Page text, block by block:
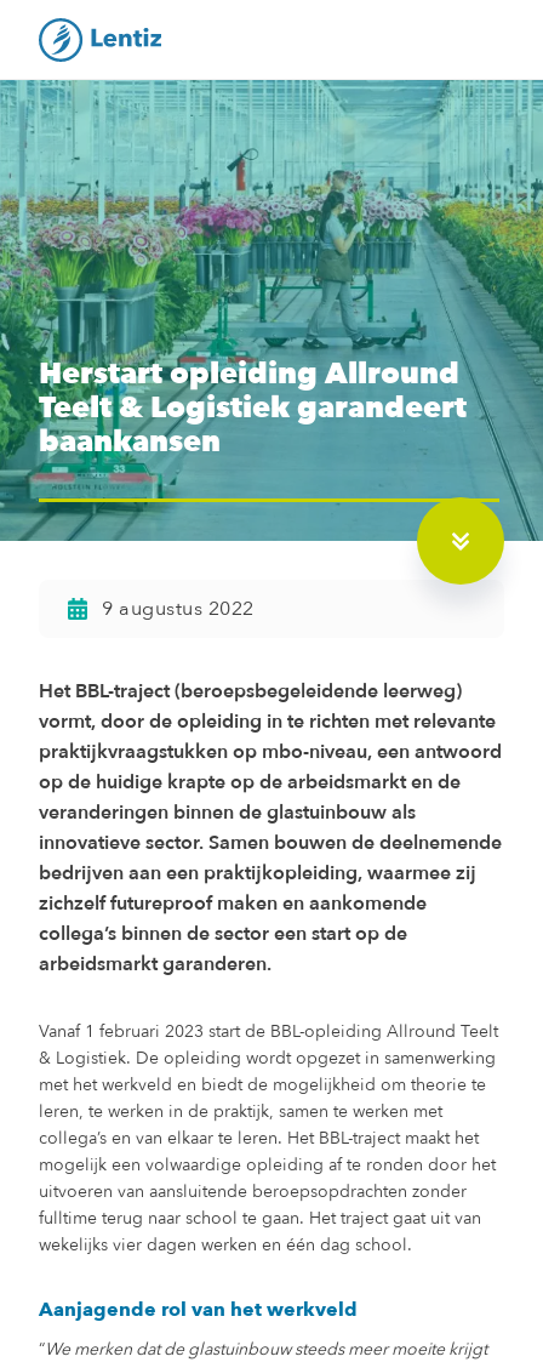
Herstart opleiding Allround
Teelt & Logistiek garandeert
baankansen
9 augustus 2022
Het BBL-traject (beroepsbegeleidende leerweg)
vormt, door de opleiding in te richten met relevante
praktijkvraagstukken op mbo-niveau, een antwoord
op de huidige krapte op de arbeidsmarkt en de
veranderingen binnen de glastuinbouw als
innovatieve sector. Samen bouwen de deelnemende
bedrijven aan een praktijkopleiding, waarmee zij
zichzelf futureproof maken en aankomende
collega’s binnen de sector een start op de
arbeidsmarkt garanderen.
Vanaf 1 februari 2023 start de BBL-opleiding Allround Teelt
& Logistiek. De opleiding wordt opgezet in samenwerking
met het werkveld en biedt de mogelijkheid om theorie te
leren, te werken in de praktijk, samen te werken met
collega’s en van elkaar te leren. Het BBL-traject maakt het
mogelijk een volwaardige opleiding af te ronden door het
uitvoeren van aansluitende beroepsopdrachten zonder
fulltime terug naar school te gaan. Het traject gaat uit van
wekelijks vier dagen werken en één dag school.
Aanjagende rol van het werkveld
“We merken dat de glastuinbouw steeds meer moeite krijgt